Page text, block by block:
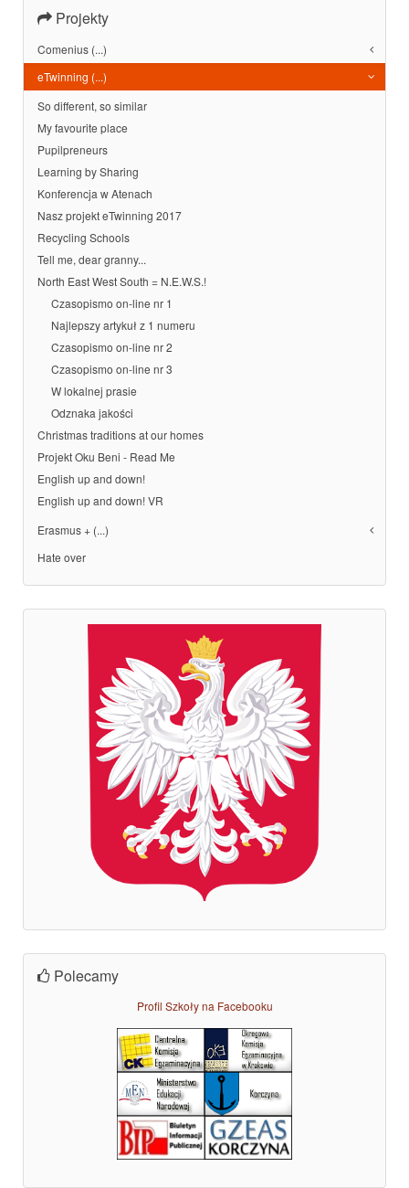
Projekty
Comenius (...)
eTwinning (...)
So different, so similar
My favourite place
Pupilpreneurs
Learning by Sharing
Konferencja w Atenach
Nasz projekt eTwinning 2017
Recycling Schools
Tell me, dear granny...
North East West South = N.E.W.S.!
Czasopismo on-line nr 1
Najlepszy artykuł z 1 numeru
Czasopismo on-line nr 2
Czasopismo on-line nr 3
W lokalnej prasie
Odznaka jakości
Christmas traditions at our homes
Projekt Oku Beni - Read Me
English up and down!
English up and down! VR
Erasmus + (...)
Hate over
Polecamy
Profil Szkoły na Facebooku